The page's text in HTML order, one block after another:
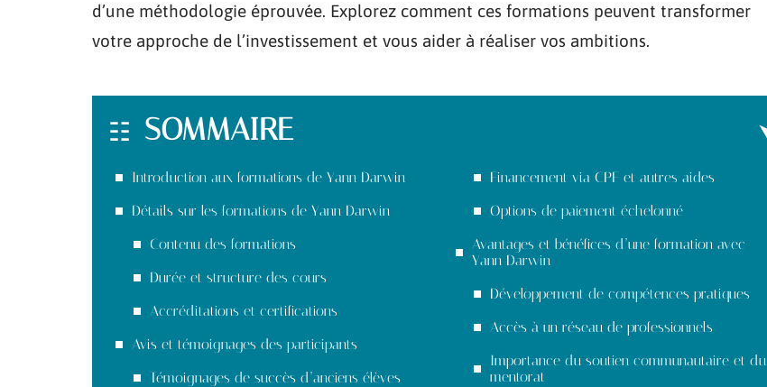
d’une méthodologie éprouvée. Explorez comment ces formations peuvent transformer
votre approche de l’investissement et vous aider à réaliser vos ambitions.
SOMMAIRE
Introduction aux formations de Yann Darwin
Détails sur les formations de Yann Darwin
Contenu des formations
Durée et structure des cours
Accréditations et certifications
Avis et témoignages des participants
Témoignages de succès d’anciens élèves
Financement via CPF et autres aides
Options de paiement échelonné
Avantages et bénéfices d’une formation avec
Yann Darwin
Développement de compétences pratiques
Accès à un réseau de professionnels
Importance du soutien communautaire et du
mentorat